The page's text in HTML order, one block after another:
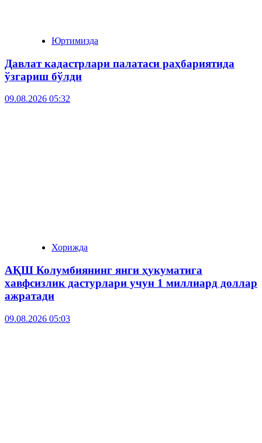
Юртимизда
Давлат кадастрлари палатаси раҳбариятида
ўзгариш бўлди
09.08.2026 05:32
Хорижда
АҚШ Колумбиянинг янги ҳукуматига
хавфсизлик дастурлари учун 1 миллиард доллар
ажратади
09.08.2026 05:03